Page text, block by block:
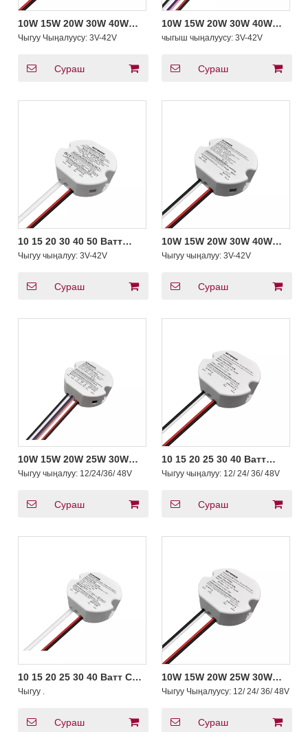
10W 15W 20W 30W 40W
50W 1CH 0-10V 4 in 1
Dimmable LED Driver
драйвер Прожектор
Чыгуу Чыңалуусу: 3V-42V
Сураш
10W 15W 20W 30W 40W
50W Туруктуу ток триак 0-
10V 5 in 1 dimmable LED
типтеги драйвер Ички
чыгыш чыңалуусу: 3V-42V
Сураш
10 15 20 30 40 50 Ватт
Туруктуу ток триак 0-10V
5-жылы 1-чиңгелүүчү LED
Айланма драйвер
Чыгуу чыңалуу: 3V-42V
Сураш
10W 15W 20W 30W 40W
50W Triac Dimmable LED
Driver Туруктуу ток
Чыгуу чыңалуу: 3V-42V
Сураш
10W 15W 20W 25W 30W
40W 0-10V 4 in 1 Dimmable
LED Driver Circular
Light Driver in Vietnam
Чыгуу чыңалуу: 12/24/36/ 48V
Сураш
10 15 20 25 30 40 Ватт
Туруктуу чыңалуу 0-10V 1-
10V 4 in 1 Өңгөтүүчү LED
тегерек форма
Чыгуу чыңалуу: 12/ 24/ 36/ 48V
Сураш
10 15 20 25 30 40 Ватт CV
триак Фазалык кесилген
чыңдалуучу LED
жөндөөчү бир аз тегерек
Чыгуу .
Сураш
10W 15W 20W 25W 30W
40W CV Triac Dimmable
LED Driver Round ELV MLV
Чыгуу Чыңалуусу: 12/ 24/ 36/ 48V
Сураш